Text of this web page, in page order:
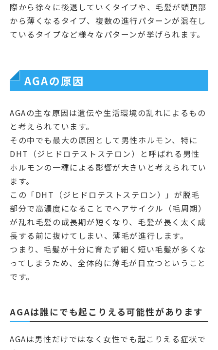
際から徐々に後退していくタイプや、毛髪が頭頂部
から薄くなるタイプ、複数の進行パターンが混在し
ているタイプなど様々なパターンが挙げられます。
AGAの原因
AGAの主な原因は遺伝や生活環境の乱れによるもの
と考えられています。
その中でも最大の原因として男性ホルモン、特に
DHT（ジヒドロテストステロン）と呼ばれる男性
ホルモンの一種による影響が大きいと考えられてい
ます。
この「DHT（ジヒドロテストステロン）」が脱毛
部分で高濃度になることでヘアサイクル（毛周期）
が乱れ毛髪の成長期が短くなり、毛髪が長く太く成
長する前に抜けてしまい、薄毛が進行します。
つまり、毛髪が十分に育たず細く短い毛髪が多くな
ってしまうため、全体的に薄毛が目立つということ
です。
AGAは誰にでも起こりえる可能性があります
AGAは男性だけではなく女性でも起こりえる症状で